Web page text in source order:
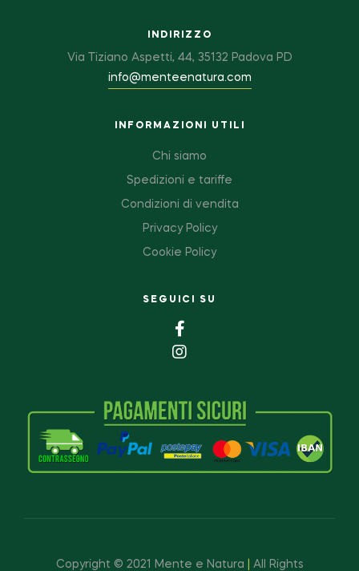
INDIRIZZO
Via Tiziano Aspetti, 44, 35132 Padova PD
info@menteenatura.com
INFORMAZIONI UTILI
Chi siamo
Spedizioni e tariffe
Condizioni di vendita
Privacy Policy
Cookie Policy
SEGUICI SU
Copyright © 2021 Mente e Natura All Rights